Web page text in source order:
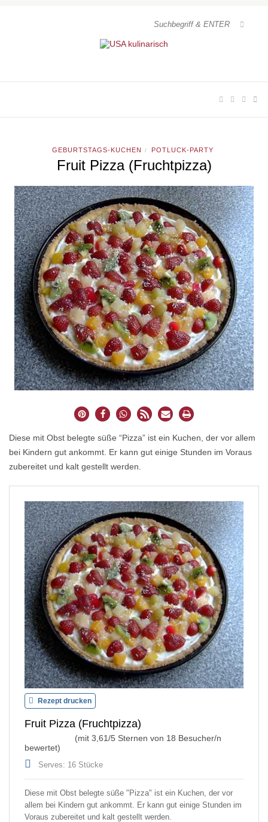
GEBURTSTAGS-KUCHEN / POTLUCK-PARTY
Fruit Pizza (Fruchtpizza)
Diese mit Obst belegte süße “Pizza” ist ein Kuchen, der vor allem
bei Kindern gut ankommt. Er kann gut einige Stunden im Voraus
zubereitet und kalt gestellt werden.
Rezept drucken
Fruit Pizza (Fruchtpizza)
(mit 3,61/5 Sternen von 18 Besucher/n
bewertet)
Serves: 16 Stücke
Diese mit Obst belegte süße "Pizza" ist ein Kuchen, der vor
allem bei Kindern gut ankommt. Er kann gut einige Stunden im
Voraus zubereitet und kalt gestellt werden.